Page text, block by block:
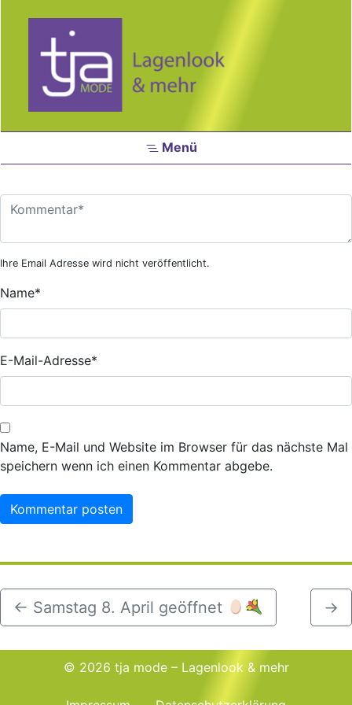
Menü
Ihre Email Adresse wird nicht veröffentlicht.
Name*
E-Mail-Adresse*
Name, E-Mail und Website im Browser für das nächste Mal
speichern wenn ich einen Kommentar abgebe.
← Samstag 8. April geöffnet →
© 2026 tja mode – Lagenlook & mehr